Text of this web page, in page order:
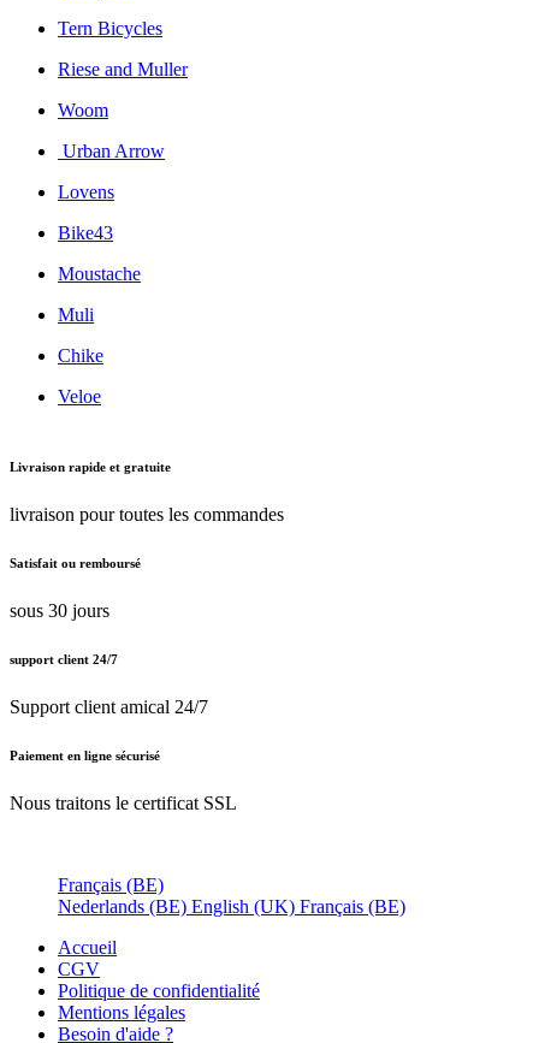
Tern Bicycles
Riese and Muller
Woom
Urban Arrow
Lovens
Bike43
Moustache
Muli
Chike
Veloe
Livraison rapide et gratuite
livraison pour toutes les commandes
Satisfait ou remboursé
sous 30 jours
support client 24/7
Support client amical 24/7
Paiement en ligne sécurisé
Nous traitons le certificat SSL
Français (BE)
Nederlands (BE) English (UK) Français (BE)
Accueil
CGV
Politique de confidentialité
Mentions légales
Besoin d'aide ?